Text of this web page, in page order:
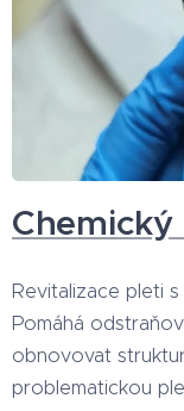
Chemický
Revitalizace pleti
Pomáhá
obnovovat
problematickou